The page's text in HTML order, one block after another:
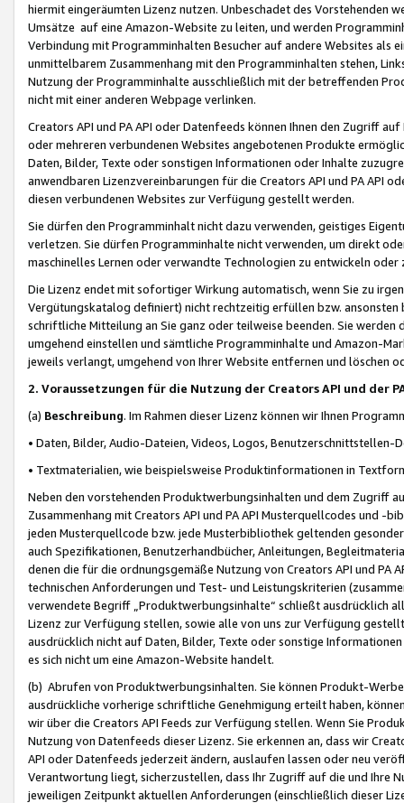
hiermit eingeräumten Lizenz nutzen. Unbeschadet des Vorstehenden
Umsätze auf eine Amazon-Website zu leiten, und werden
Verbindung mit Programminhalten Besucher auf andere Websites als
unmittelbarem Zusammenhang mit den Programminhalten stehen,
Nutzung der Programminhalte ausschließlich mit der betreffenden
nicht mit einer anderen Webpage verlinken.
Creators API und PA API oder Datenfeeds können Ihnen den Zugriff
oder mehreren verbundenen Websites angebotenen Produkte
Daten, Bilder, Texte oder sonstigen Informationen oder Inhalte
anwendbaren Lizenzvereinbarungen für die Creators API und PA API
diesen verbundenen Websites zur Verfügung gestellt werden.
Sie dürfen den Programminhalt nicht dazu verwenden, geistiges
verletzen. Sie dürfen Programminhalte nicht verwenden, um direkt
maschinelles Lernen oder verwandte Technologien zu entwickeln
Die Lizenz endet mit sofortiger Wirkung automatisch, wenn Sie zu
Vergütungskatalog definiert) nicht rechtzeitig erfüllen bzw. ansonsten
schriftliche Mitteilung an Sie ganz oder teilweise beenden. Sie werden
umgehend einstellen und sämtliche Programminhalte und Amazon-
jeweils verlangt, umgehend von Ihrer Website entfernen und löschen
2. Voraussetzungen für die Nutzung der Creators API und der
(a) Beschreibung. Im Rahmen dieser Lizenz können wir Ihnen
• Daten, Bilder, Audio-Dateien, Videos, Logos, Benutzerschnittstellen-
• Textmaterialien, wie beispielsweise Produktinformationen in
Neben den vorstehenden Produktwerbungsinhalten und dem Zugriff
Zusammenhang mit Creators API und PA API Musterquellcodes und
jeden Musterquellcode bzw. jede Musterbibliothek geltenden
auch Spezifikationen, Benutzerhandbücher, Anleitungen,
denen die für die ordnungsgemäße Nutzung von Creators API und PA
technischen Anforderungen und Test- und Leistungskriterien
verwendete Begriff „Produktwerbungsinhalte“ schließt ausdrücklich
Lizenz zur Verfügung stellen, sowie alle von uns zur Verfügung
ausdrücklich nicht auf Daten, Bilder, Texte oder sonstige
es sich nicht um eine Amazon-Website handelt.
(b) Abrufen von Produktwerbungsinhalten. Sie können Produkt-
ausdrückliche vorherige schriftliche Genehmigung erteilt haben,
wir über die Creators API Feeds zur Verfügung stellen. Wenn Sie
Nutzung von Datenfeeds dieser Lizenz. Sie erkennen an, dass wir
API oder Datenfeeds jederzeit ändern, auslaufen lassen oder neu
Verantwortung liegt, sicherzustellen, dass Ihr Zugriff auf die und Ihre
jeweiligen Zeitpunkt aktuellen Anforderungen (einschließlich dieser